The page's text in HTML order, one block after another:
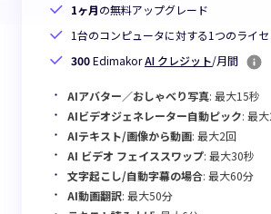
1ヶ月の無料アップグレード
1台のコンピュータに対する1つのライセ
300EdimakorAI クレジット/月間
AIアバター／おしゃべり写真: 最大15秒
AIビデオジェネレーター自動ピック: 最
AIテキスト/画像から動画: 最大2回
AI ビデオ フェイススワップ: 最大30秒
文字起こし/自動字幕の場合: 最大60分
AI動画翻訳: 最大50分